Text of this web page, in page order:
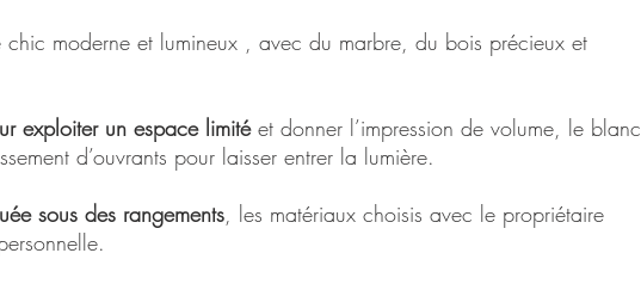
chic moderne et lumineux , avec du marbre, du bois précieux et
exploiter un espace limité et donner l’impression de volume, le blanc
d’ouvrants pour laisser entrer la lumière.
sous des rangements, les matériaux choisis avec le propriétaire